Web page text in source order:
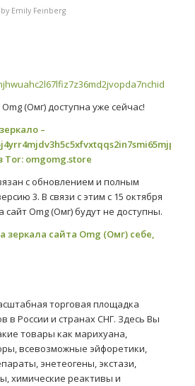
by Emily Feinberg
(Омг) доступна уже сейчас!
–
Tor: omgomg.store
с обновлением и полным
3. В связи с этим с 15 октября
сайт Omg (Омг) будут не доступны.
зеркала сайта Omg (Омг) себе,
торговая площадка
в России и странах СНГ. Здесь Вы
товары как марихуана,
всевозможные эйфоретики,
энетеогены, экстази,
химические реактивы и